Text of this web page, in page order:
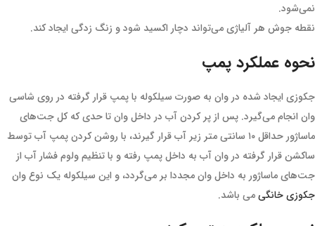
نمی‌شود.
نقطه جوش هر آلیاژی می‌تواند دچار اکسید شود و زنگ زدگی ایجاد کند.
نحوه عملکرد پمپ
جکوزی ایجاد شده در وان به صورت سیلکوله با پمپ قرار گرفته در روی شاسی
وان انجام می‌گیرد. پس از پر کردن آب در داخل وان تا حدی که کل جت‌های
ماساژور حداقل ۱۰ سانتی متر زیر آب قرار گیرند، با روشن کردن پمپ آب توسط
ساکشن قرار گرفته در وان آب به داخل پمپ رفته و با تنظیم ولوم فشار آب از
جت‌های ماساژور به داخل وان مجددا بر می‌گردد، و این سیلکوله یک نوع وان
جکوزی خانگیمی باشد.